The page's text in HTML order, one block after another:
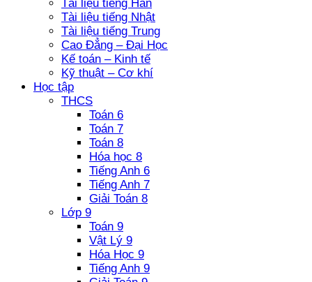
Tài liệu tiếng Hàn
Tài liệu tiếng Nhật
Tài liệu tiếng Trung
Cao Đẳng – Đại Học
Kế toán – Kinh tế
Kỹ thuật – Cơ khí
Học tập
THCS
Toán 6
Toán 7
Toán 8
Hóa học 8
Tiếng Anh 6
Tiếng Anh 7
Giải Toán 8
Lớp 9
Toán 9
Vật Lý 9
Hóa Học 9
Tiếng Anh 9